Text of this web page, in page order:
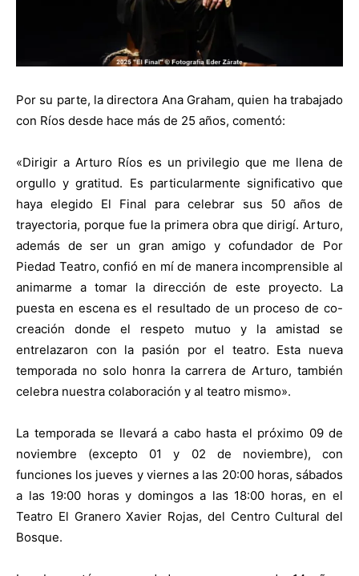
Por su parte, la directora Ana Graham, quien ha trabajado
con Ríos desde hace más de 25 años, comentó:
«Dirigir a Arturo Ríos es un privilegio que me llena de
orgullo y gratitud. Es particularmente significativo que
haya elegido El Final para celebrar sus 50 años de
trayectoria, porque fue la primera obra que dirigí. Arturo,
además de ser un gran amigo y cofundador de Por
Piedad Teatro, confió en mí de manera incomprensible al
animarme a tomar la dirección de este proyecto. La
puesta en escena es el resultado de un proceso de co-
creación donde el respeto mutuo y la amistad se
entrelazaron con la pasión por el teatro. Esta nueva
temporada no solo honra la carrera de Arturo, también
celebra nuestra colaboración y al teatro mismo».
La temporada se llevará a cabo hasta el próximo 09 de
noviembre (excepto 01 y 02 de noviembre), con
funciones los jueves y viernes a las 20:00 horas, sábados
a las 19:00 horas y domingos a las 18:00 horas, en el
Teatro El Granero Xavier Rojas, del Centro Cultural del
Bosque.